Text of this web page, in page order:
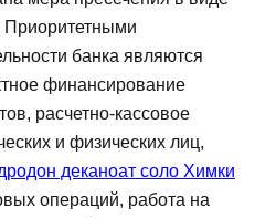
Приоритетными
банка являются
финансирование
расчетно-кассовое
и физических лиц,
деканоат соло Химки
операций, работа на